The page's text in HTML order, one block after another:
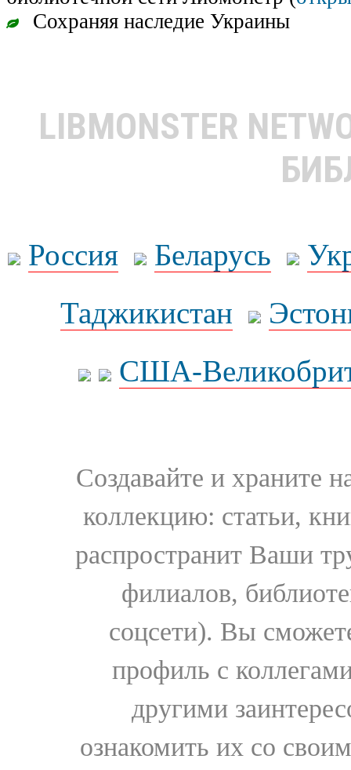
Сохраняя наследие Украины
LIBMONSTER
Россия Беларусь
Таджикистан
США-
Создавайте и храните
коллекцию: статьи,
распространит Ваши
филиалов,
соцсети). Вы
профиль с
другими
ознакомить их со